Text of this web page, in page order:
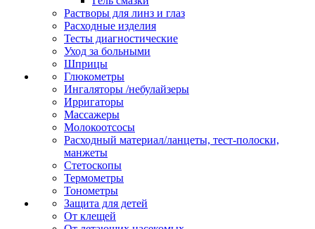
Растворы для линз и глаз
Расходные изделия
Тесты диагностические
Уход за больными
Шприцы
Глюкометры
Ингаляторы /небулайзеры
Ирригаторы
Массажеры
Молокоотсосы
Расходный материал/ланцеты, тест-полоски,
манжеты
Стетоскопы
Термометры
Тонометры
Защита для детей
От клещей